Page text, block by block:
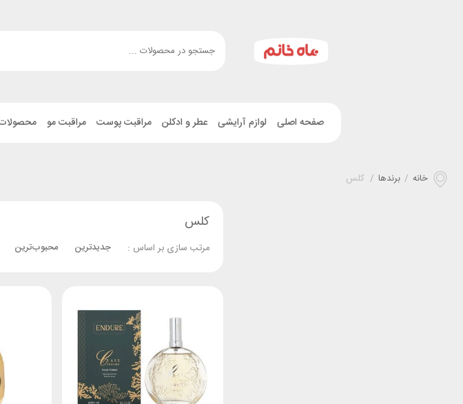
صفحه اصلی لوازم آرایشی عطر و ادکلن مراقبت پوست مراقبت مو
خانه / برندها / کلس
کلس
مرتب سازی بر اساس : جدیدترین محبوب‌ترین